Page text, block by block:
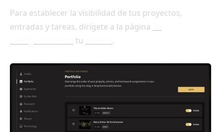
Para establecer la visibilidad de tus proyectos,
entradas y tareas, dirígete a la página
tu .